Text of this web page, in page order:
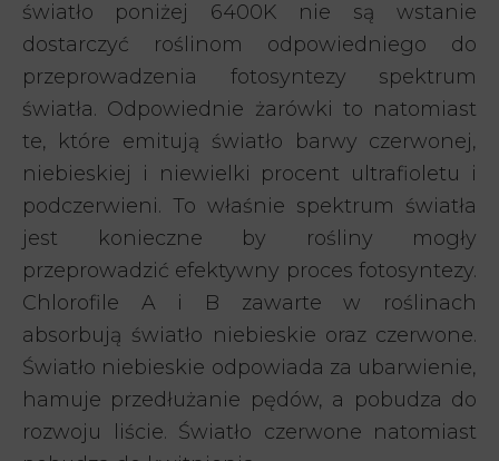
światło poniżej 6400K nie są wstanie
dostarczyć roślinom odpowiedniego do
przeprowadzenia fotosyntezy spektrum
światła. Odpowiednie żarówki to natomiast
te, które emitują światło barwy czerwonej,
niebieskiej i niewielki procent ultrafioletu i
podczerwieni. To właśnie spektrum światła
jest konieczne by rośliny mogły
przeprowadzić efektywny proces fotosyntezy.
Chlorofile A i B zawarte w roślinach
absorbują światło niebieskie oraz czerwone.
Światło niebieskie odpowiada za ubarwienie,
hamuje przedłużanie pędów, a pobudza do
rozwoju liście. Światło czerwone natomiast